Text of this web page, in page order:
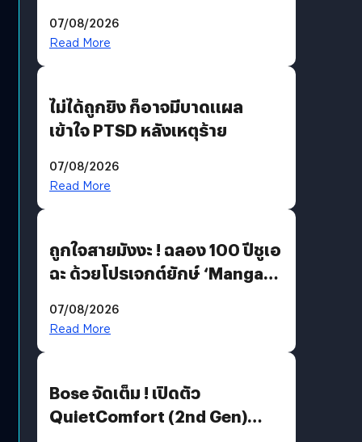
07/08/2026
Read More
ไม่ได้ถูกยิง ก็อาจมีบาดแผล
เข้าใจ PTSD หลังเหตุร้าย
07/08/2026
Read More
ถูกใจสายมังงะ ! ฉลอง 100 ปีชูเอ
ฉะ ด้วยโปรเจกต์ยักษ์ ‘Manga
มีภาษาไทยด้วย
07/08/2026
Read More
Bose จัดเต็ม ! เปิดตัว
QuietComfort (2nd Gen)